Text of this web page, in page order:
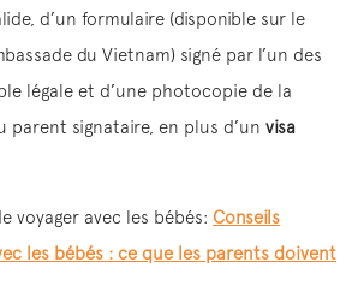
d’un formulaire (disponible sur le
du Vietnam) signé par l’un des
légale et d’une photocopie de la
parent signataire, en plus d’un visa
voyager avec les bébés: Conseils
les bébés : ce que les parents doivent